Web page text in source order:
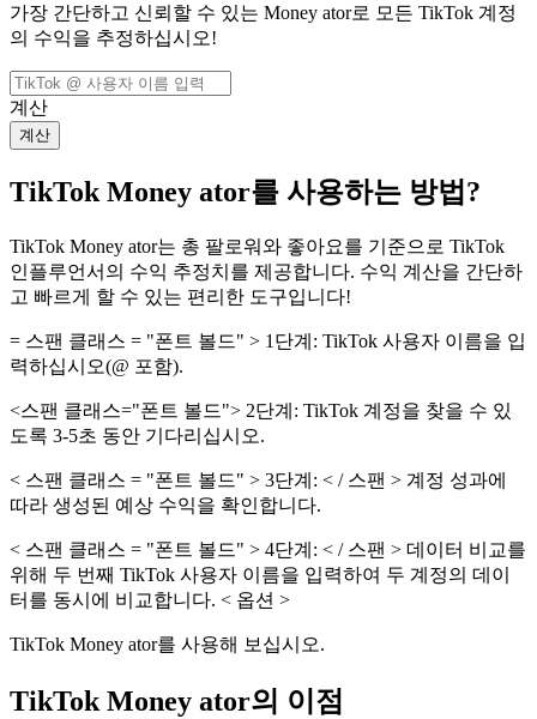
가장 간단하고 신뢰할 수 있는 Money ator로 모든 TikTok 계정
의 수익을 추정하십시오!
계산
계산
TikTok Money ator를 사용하는 방법?
TikTok Money ator는 총 팔로워와 좋아요를 기준으로 TikTok
인플루언서의 수익 추정치를 제공합니다. 수익 계산을 간단하
고 빠르게 할 수 있는 편리한 도구입니다!
= 스팬 클래스 = "폰트 볼드" > 1단계: TikTok 사용자 이름을 입
력하십시오(@ 포함).
<스팬 클래스="폰트 볼드"> 2단계: TikTok 계정을 찾을 수 있
도록 3-5초 동안 기다리십시오.
< 스팬 클래스 = "폰트 볼드" > 3단계: < / 스팬 > 계정 성과에
따라 생성된 예상 수익을 확인합니다.
< 스팬 클래스 = "폰트 볼드" > 4단계: < / 스팬 > 데이터 비교를
위해 두 번째 TikTok 사용자 이름을 입력하여 두 계정의 데이
터를 동시에 비교합니다. < 옵션 >
TikTok Money ator를 사용해 보십시오.
TikTok Money ator의 이점